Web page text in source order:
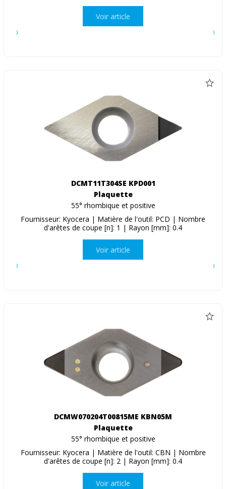
Voir article
DCMT11T304SE KPD001
Plaquette
55° rhombique et positive
Fournisseur: Kyocera | Matière de l'outil: PCD | Nombre
d'arêtes de coupe [n]: 1 | Rayon [mm]: 0.4
Voir article
DCMW070204T00815ME KBN05M
Plaquette
55° rhombique et positive
Fournisseur: Kyocera | Matière de l'outil: CBN | Nombre
d'arêtes de coupe [n]: 2 | Rayon [mm]: 0.4
Voir article